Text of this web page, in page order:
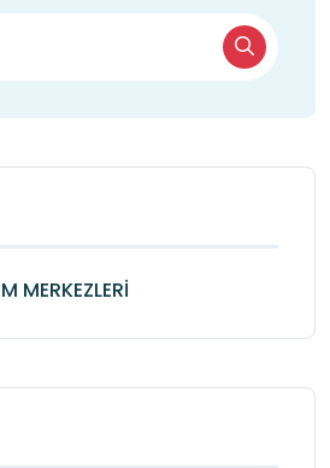
MERKEZLERİ